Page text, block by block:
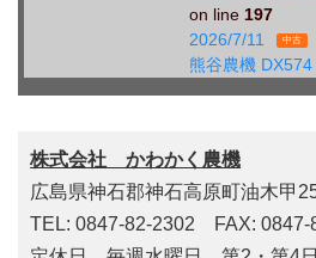
on line 197
2026/7/11
中古
熊谷農機 DX574
株式会社 かわかく農機
広島県神石郡神石高原町油木甲
TEL: 0847-82-2302 FAX: 0847-